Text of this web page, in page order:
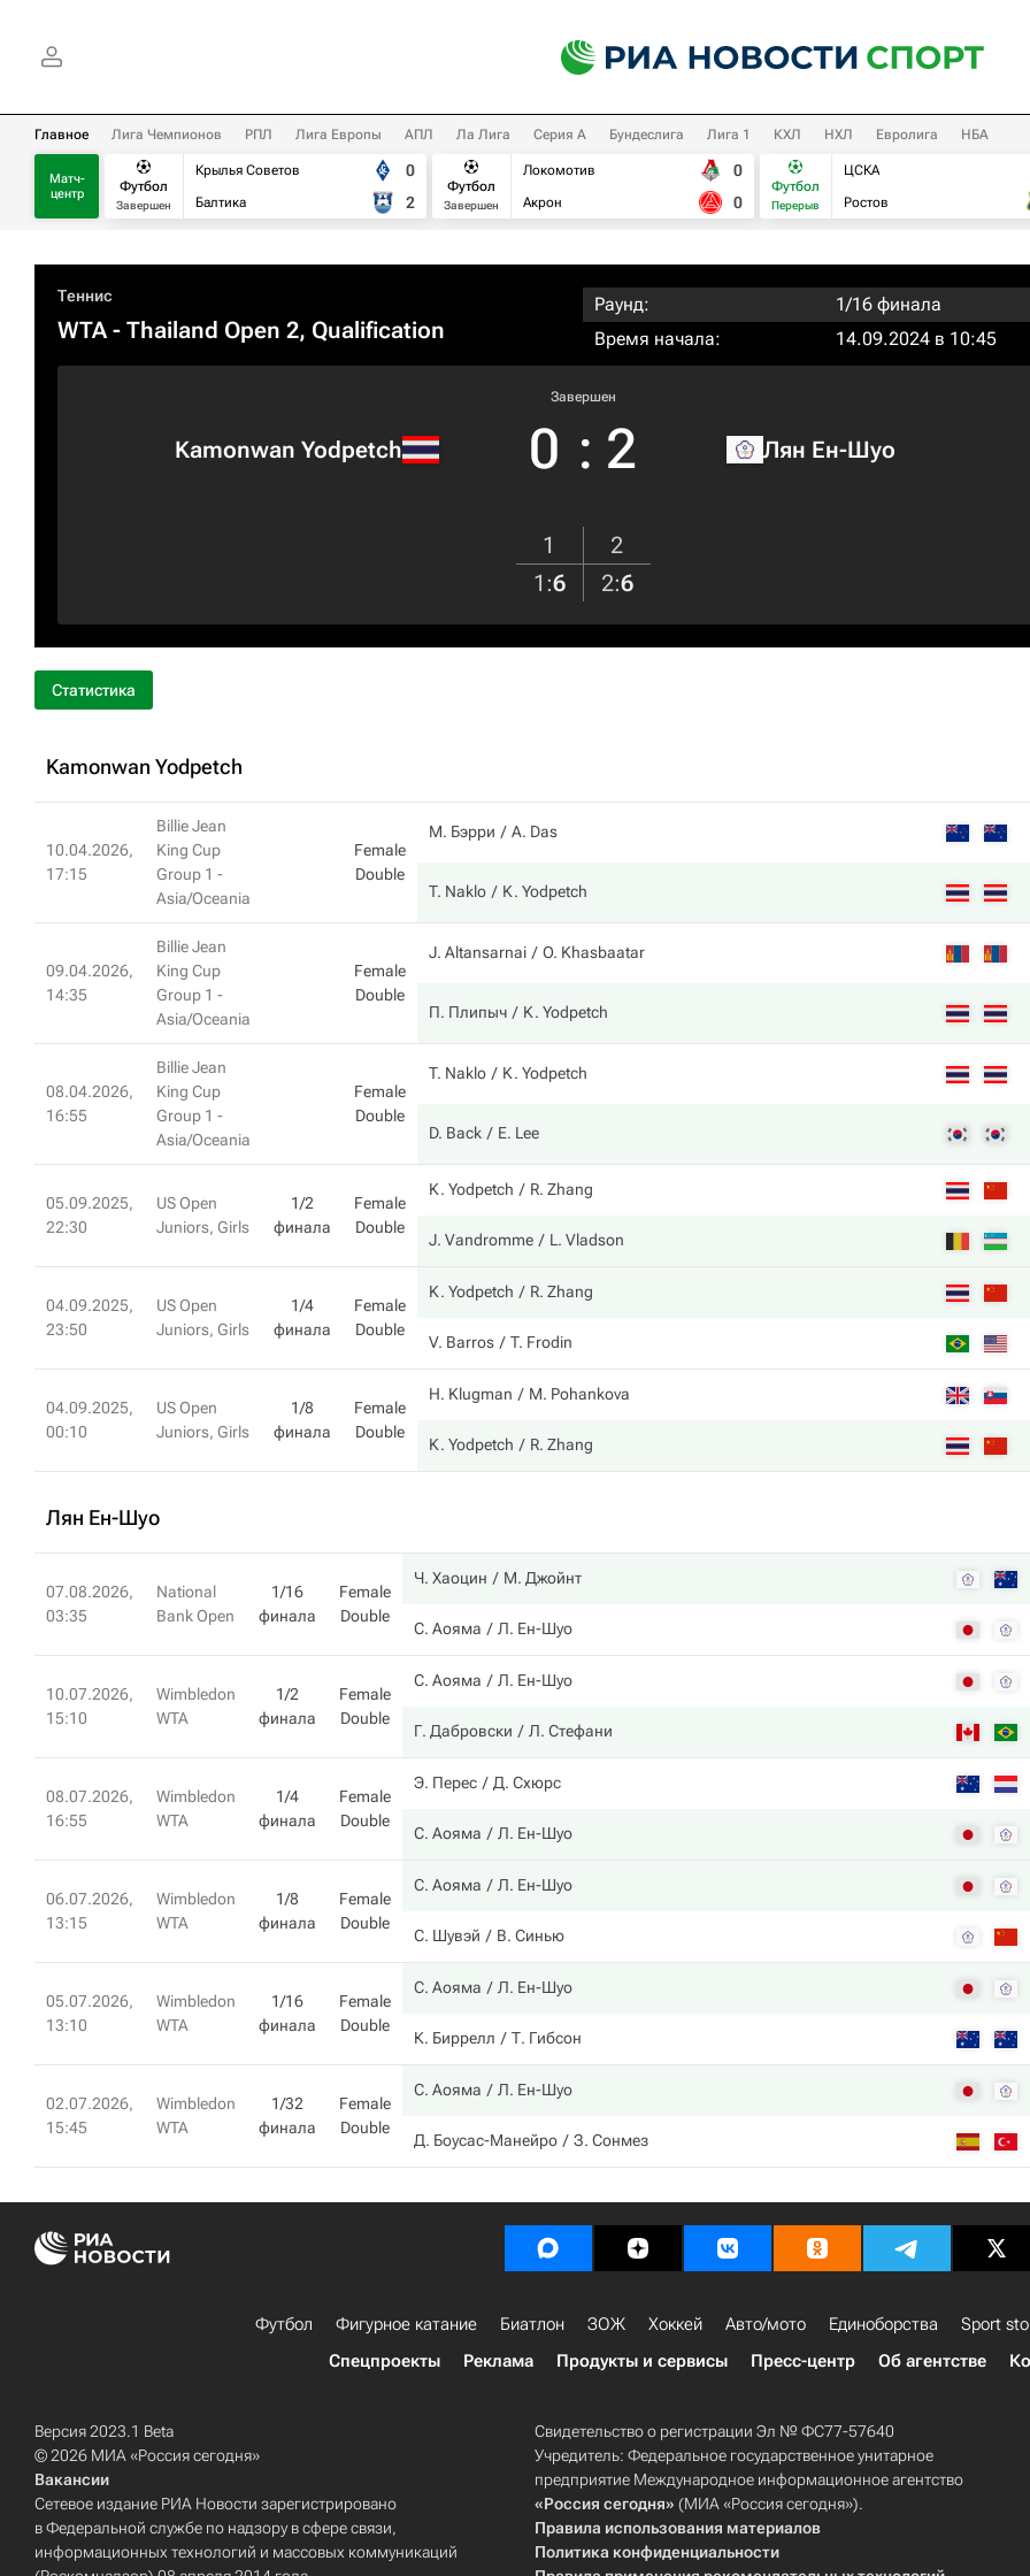
Главное Лига Чемпионов РПЛ Лига Европы АПЛ Ла Лига Серия А Бундеслига Лига 1 КХЛ НХЛ Евролига НБА
Матч-
центр
Футбол
Завершен
Крылья Советов
Балтика
0
2
Футбол
Завершен
Локомотив
Акрон
0
0
Футбол
Перерыв
ЦСКА
Ростов
Теннис
WTA- Thailand Open 2, Qualification
Раунд:
1/16 финала
Время начала:
14.09.2024 в 10:45
Kamonwan Yodpetch
Завершен
0 : 2 Лян Ен-Шуо
1
2
1 :6 2:6
Статистика
Kamonwan Yodpetch
10.04.2026,
17:15
Billie Jean
King Cup
Group 1 -
Asia/Oceania
Female
Double
М. Бэрри A. Das
T. Naklo K. Yodpetch
09.04.2026,
14:35
Billie Jean
King Cup
Group 1 -
Asia/Oceania
Female
Double
J. Altansarnai O. Khasbaatar
П. Плипыч K. Yodpetch
08.04.2026,
16:55
Billie Jean
King Cup
Group 1 -
Asia/Oceania
Female
Double
T. Naklo K. Yodpetch
D. Back E. Lee
05.09.2025,
22:30
US Open
Juniors, Girls
1/2
финала
Female
Double
K. Yodpetch R. Zhang
J. Vandromme L. Vladson
04.09.2025,
23:50
US Open
Juniors, Girls
1/4
финала
Female
Double
K. Yodpetch R. Zhang
V. Barros T. Frodin
04.09.2025,
00:10
US Open
Juniors, Girls
1/8
финала
Female
Double
H. Klugman M. Pohankova
K. Yodpetch R. Zhang
Лян Ен-Шуо
07.08.2026,
03:35
National
Bank Open
1/16
финала
Female
Double
Ч. Хаоцин М. Джойнт
С. Аояма Л. Ен-Шуо
10.07.2026,
15:10
Wimbledon
WTA
1/2
финала
Female
Double
С. Аояма Л. Ен-Шуо
Г. Дабровски Л. Стефани
08.07.2026,
16:55
Wimbledon
WTA
1/4
финала
Female
Double
Э. Перес Д. Схюрс
С. Аояма Л. Ен-Шуо
06.07.2026,
13:15
Wimbledon
WTA
1/8
финала
Female
Double
С. Аояма Л. Ен-Шуо
С. Шувэй В. Синью
05.07.2026,
13:10
Wimbledon
WTA
1/16
финала
Female
Double
С. Аояма Л. Ен-Шуо
К. Биррелл Т. Гибсон
02.07.2026,
15:45
Wimbledon
WTA
1/32
финала
Female
Double
С. Аояма Л. Ен-Шуо
Д. Боусас-Манейро З. Сонмез
Футбол Фигурное катание Биатлон ЗОЖ Хоккей Авто/мото Единоборства Sport
Спецпроекты
Реклама Продукты и сервисы Пресс-центр Об агентстве
Версия 2023.1 Beta
© 2026 МИА «Россия сегодня»
Вакансии
Сетевое издание РИА Новости зарегистрировано
в Федеральной службе по надзору в сфере связи,
информационных технологий и массовых коммуникаций
Свидетельство о регистрации Эл № ФС77-57640
Учредитель: Федеральное государственное унитарное
предприятие Международное информационное агентство
«Россия сегодня» (МИА «Россия сегодня»).
Правила использования материалов
Политика конфиденциальности